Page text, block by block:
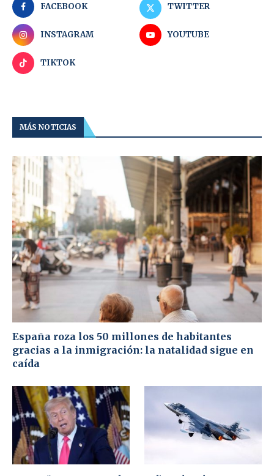
FACEBOOK TWITTER
INSTAGRAM YOUTUBE
TIKTOK
MÁS NOTICIAS
España roza los 50 millones de habitantes
gracias a la inmigración: la natalidad sigue en
caída